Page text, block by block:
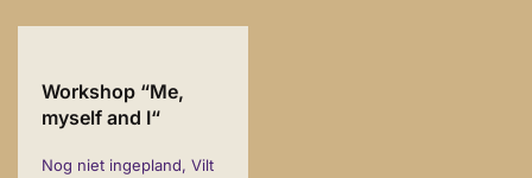
Workshop “Me,
myself and I“
Nog niet ingepland, Vilt